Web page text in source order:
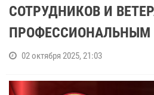
СОТРУДНИКОВ И
02 октября 2025, 21:03